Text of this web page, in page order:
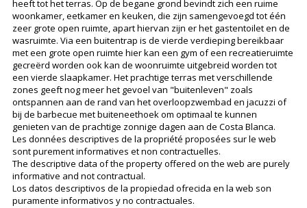
heeft tot het terras. Op de begane grond bevindt zich een ruime
woonkamer, eetkamer en keuken, die zijn samengevoegd tot één
zeer grote open ruimte, apart hiervan zijn er het gastentoilet en de
wasruimte. Via een buitentrap is de vierde verdieping bereikbaar
met een grote open ruimte hier kan een gym of een recreatieruimte
gecreërd worden ook kan de woonruimte uitgebreid worden tot
een vierde slaapkamer. Het prachtige terras met verschillende
zones geeft nog meer het gevoel van "buitenleven" zoals
ontspannen aan de rand van het overloopzwembad en jacuzzi of
bij de barbecue met buiteneethoek om optimaal te kunnen
genieten van de prachtige zonnige dagen aan de Costa Blanca.
Les données descriptives de la propriété proposées sur le web
sont purement informatives et non contractuelles.
The descriptive data of the property offered on the web are purely
informative and not contractual.
Los datos descriptivos de la propiedad ofrecida en la web son
puramente informativos y no contractuales.